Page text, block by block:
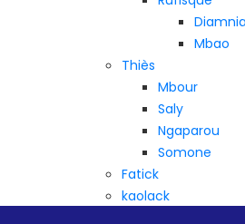
Mbao
Thiès
Mbour
Saly
Ngaparou
Somone
Fatick
kaolack